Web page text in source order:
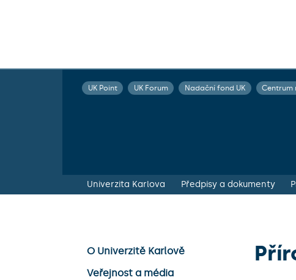
UK Point UK Forum Nadační fond UK Centrum
Univerzita Karlova Předpisy a dokumenty
O Univerzitě Karlově
Veřejnost a média